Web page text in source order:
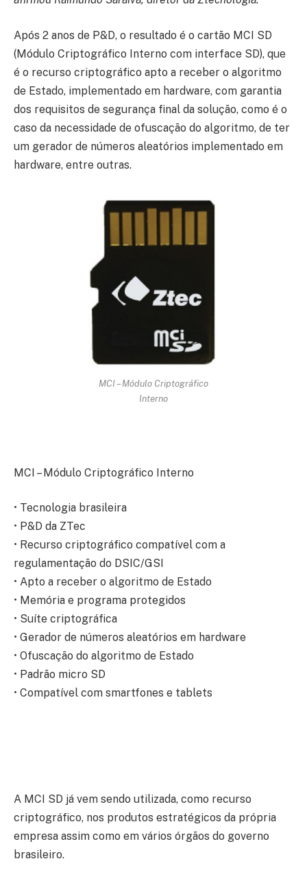
Após 2 anos de P&D, o resultado é o cartão MCI SD
(Módulo Criptográfico Interno com interface SD), que
é o recurso criptográfico apto a receber o algoritmo
de Estado, implementado em hardware, com garantia
dos requisitos de segurança final da solução, como é o
caso da necessidade de ofuscação do algoritmo, de ter
um gerador de números aleatórios implementado em
hardware, entre outras.
MCI – Módulo Criptográfico
Interno
MCI – Módulo Criptográfico Interno
• Tecnologia brasileira
• P&D da ZTec
• Recurso criptográfico compatível com a
regulamentação do DSIC/GSI
• Apto a receber o algoritmo de Estado
• Memória e programa protegidos
• Suíte criptográfica
• Gerador de números aleatórios em hardware
• Ofuscação do algoritmo de Estado
• Padrão micro SD
• Compatível com smartfones e tablets
A MCI SD já vem sendo utilizada, como recurso
criptográfico, nos produtos estratégicos da própria
empresa assim como em vários órgãos do governo
brasileiro.